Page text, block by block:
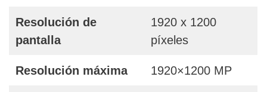
Resolución de
pantalla
1920 x 1200
píxeles
Resolución máxima 1920×1200 MP